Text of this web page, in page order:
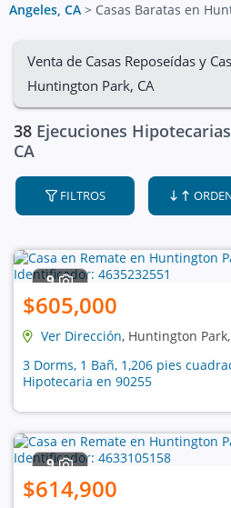
Angeles, CA > Casas Baratas en
Venta de Casas Reposeídas y
Huntington Park, CA
38 Ejecuciones
CA
FILTROS
9
$605,000
Ver Dirección, Huntington
3 Dorms, 1 Bañ, 1,206 pies
Hipotecaria en 90255
9
$614,900